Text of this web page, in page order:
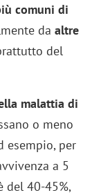
comuni di
da altre
del
malattia di
o meno
esempio, per
a 5
del 40-45%,